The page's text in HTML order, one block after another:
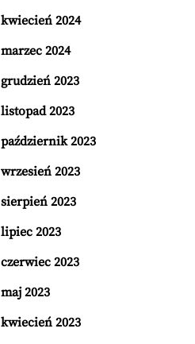
kwiecień 2024
marzec 2024
grudzień 2023
listopad 2023
październik 2023
wrzesień 2023
sierpień 2023
lipiec 2023
czerwiec 2023
maj 2023
kwiecień 2023